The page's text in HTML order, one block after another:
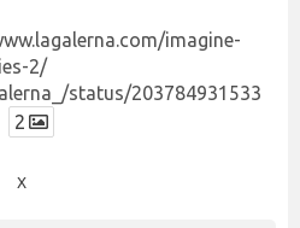
imagine-
2/
status/203784931533
2
X